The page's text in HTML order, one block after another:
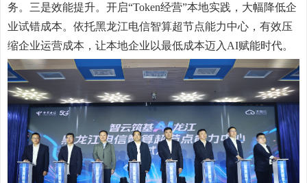
务。三是效能提升。开启“Token经营”本地实践，大幅降低企
业试错成本。依托黑龙江电信智算超节点能力中心，有效压
缩企业运营成本，让本地企业以最低成本迈入AI赋能时代。